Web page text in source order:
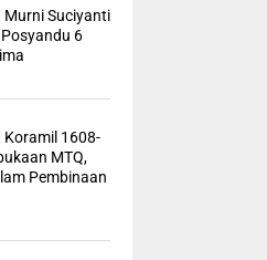
Murni Suciyanti
6
1608-
MTQ,
Pembinaan